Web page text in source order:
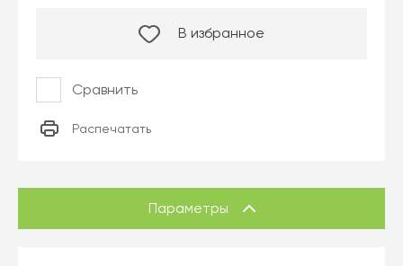
В избранное
Сравнить
Распечатать
Параметры